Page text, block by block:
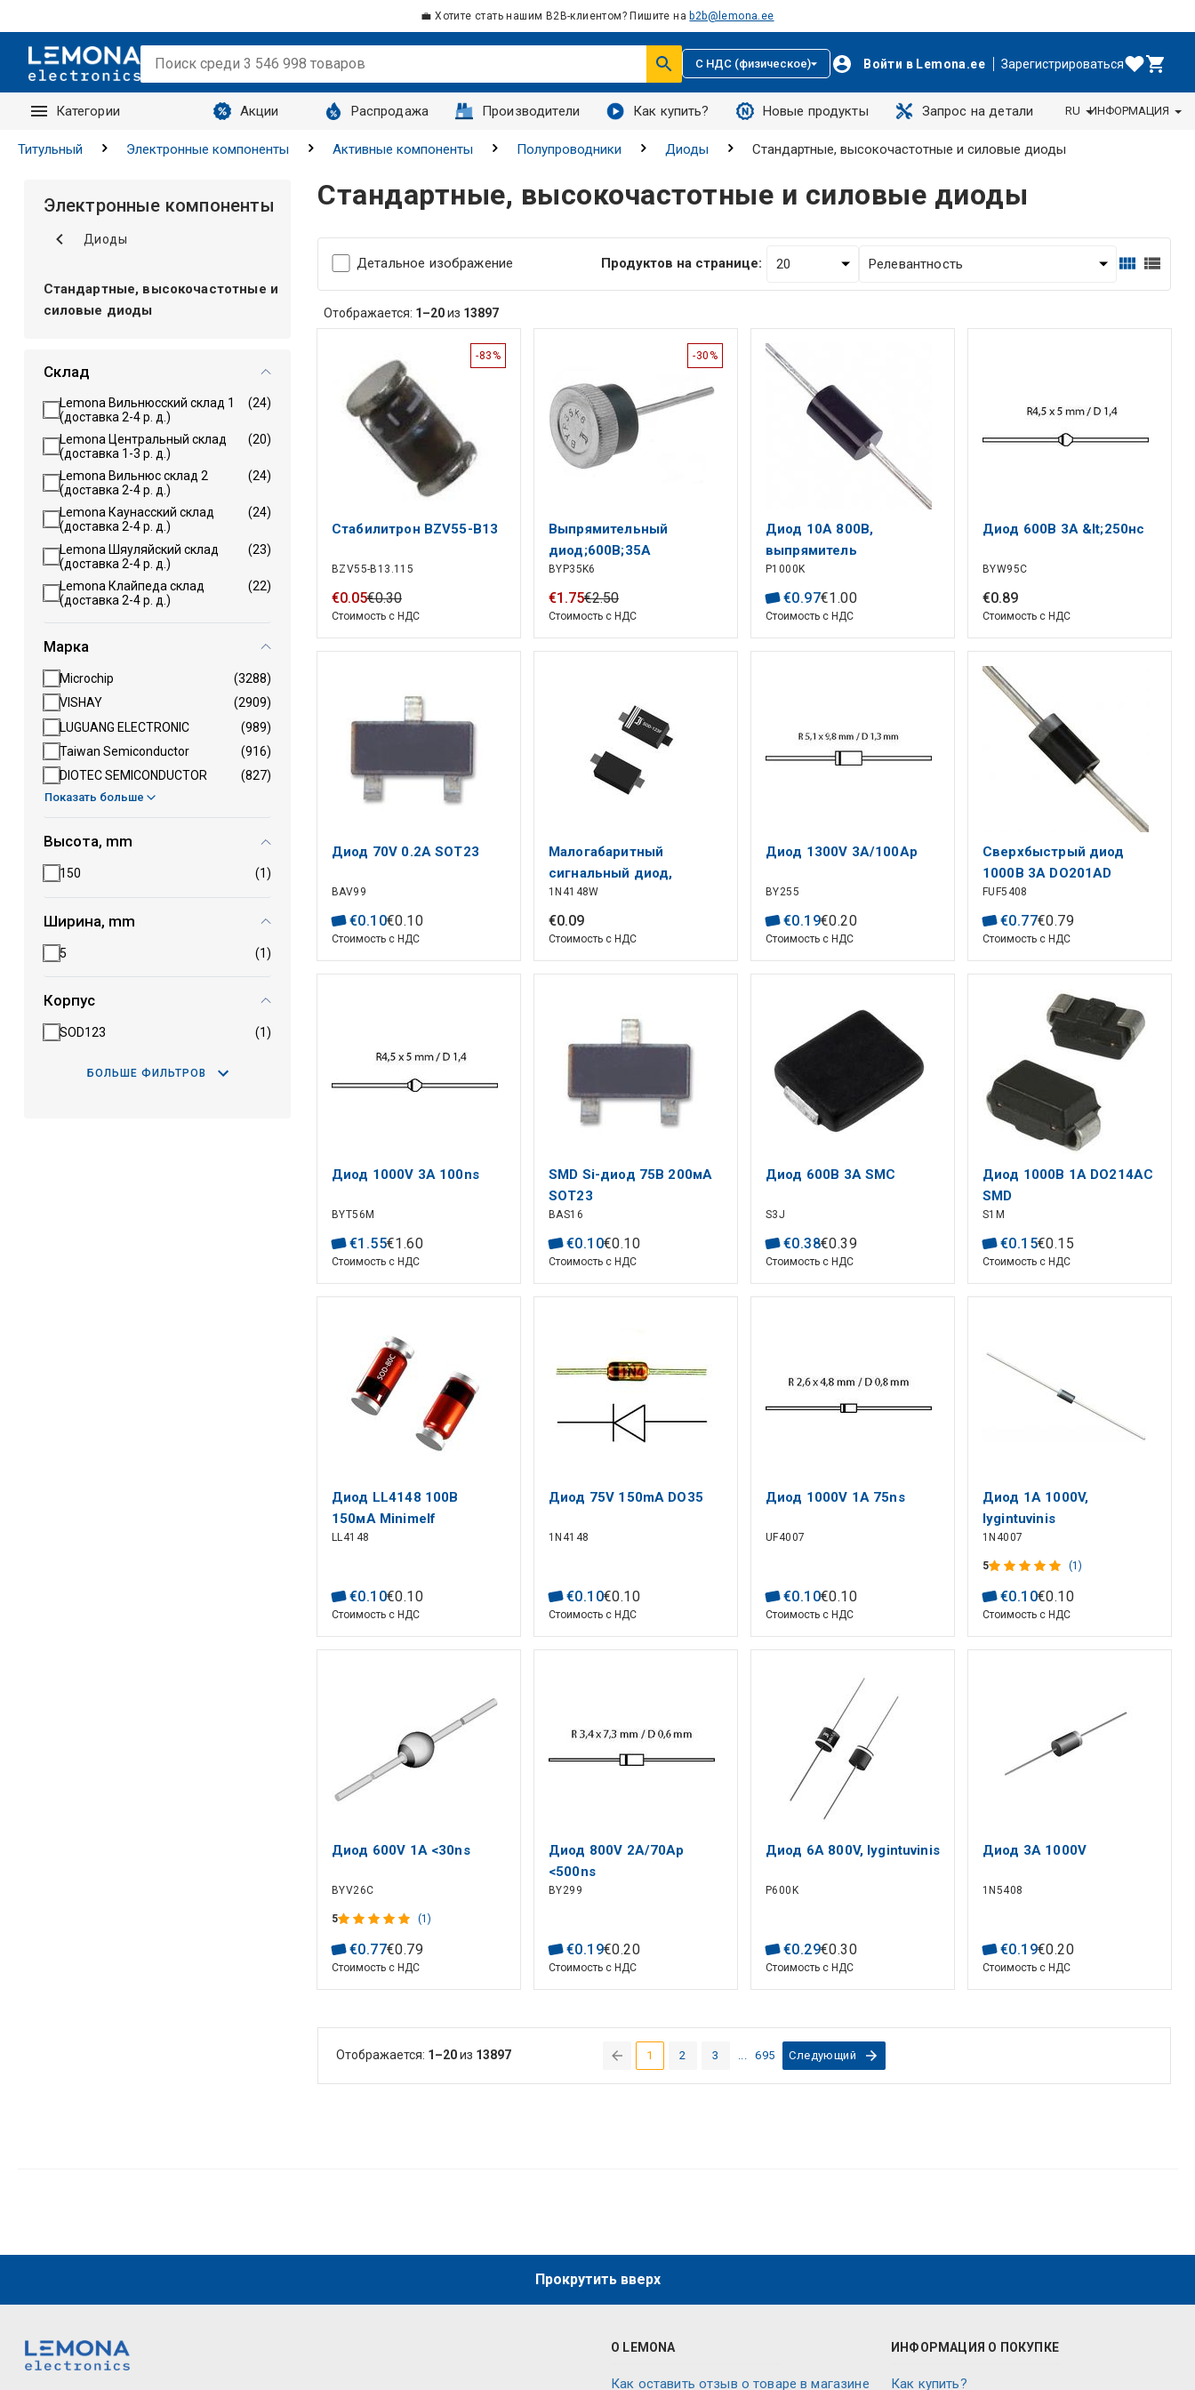
💼 Хотите стать нашим B2B-клиентом? Пишите на b2b@lemona.ee
С НДС (физическое) Войти в Lemona.ee Зарегистрироваться
Категории Акции Распродажа Производители Как купить? Новые продукты Запрос на детали
Запросы
RU ИНФОРМАЦИЯ
Титульный Электронные компоненты Активные компоненты Полупроводники Диоды Стандартные, высокочастотные и силовые диоды
Стандартные, высокочастотные и силовые диоды
Детальное изображение Продуктов на странице:
Отображается: 1–20из 13897
-83%
Стабилитрон BZV55-B13
BZV55-B13.115
€0.05€0.30
Стоимость с НДС
-30%
Выпрямительный
диод;600В;35А
BYP35K6
€1 .75€2.50
Стоимость с НДС
Диод 10А 800В,
выпрямитель
P1000K
€0.97€1 .00
Стоимость с НДС
Диод 600В 3А &lt;250нс
BYW95C
€0.89
Стоимость с НДС
Диод 70V 0.2A SOT23
BAV99
€0.10€0.10
Стоимость с НДС
Малогабаритный
сигнальный диод,
одиночный, 75 В, 150 мА,
1 В, 4 нс
1N4148W
€0.09
Стоимость с НДС
Диод 1300V 3A/100Ap
BY255
€0.19€0.20
Стоимость с НДС
Сверхбыстрый диод
1000В 3А DO201AD
FUF5408
€0.77€0.79
Стоимость с НДС
Диод 1000V 3A 100ns
BYT56M
€1 .55€1 .60
Стоимость с НДС
SMD Si-диод 75В 200мА
SOT23
BAS16
€0.10€0.10
Стоимость с НДС
Диод 600В 3А SMC
S3J
€0.38€0.39
Стоимость с НДС
Диод 1000В 1А DO214AC
SMD
S1M
€0.15€0.15
Стоимость с НДС
Диод LL4148 100В
150мА Minimelf
LL4148
€0.10€0.10
Стоимость с НДС
Диод 75V 150mA DO35
1N4148
€0.10€0.10
Стоимость с НДС
Диод 1000V 1A 75ns
UF4007
€0.10€0.10
Стоимость с НДС
Диод 1A 1000V,
lygintuvinis
1N4007
5 (1)
€0.10€0.10
Стоимость с НДС
Диод 600V 1A <30ns
BYV26C
5 (1)
€0.77€0.79
Стоимость с НДС
Диод 800V 2A/70Ap
<500ns
BY299
€0.19€0.20
Стоимость с НДС
Диод 6A 800V, lygintuvinis
P600K
€0.29€0.30
Стоимость с НДС
Диод 3A 1000V
1N5408
€0.19€0.20
Стоимость с НДС
1(current)
2 3 695 Следующий
Отображается: 1–20из 13897
Электронные компоненты
Диоды
Стандартные, высокочастотные и
силовые диоды
Склад
Lemona Вильнюсский склад 1
(доставка 2-4 р. д.)
(24)
Lemona Центральный склад
(доставка 1-3 р. д.)
(20)
Lemona Вильнюс склад 2
(доставка 2-4 р. д.)
(24)
Lemona Каунасский склад
(доставка 2-4 р. д.)
(24)
Lemona Шяуляйский склад
(доставка 2-4 р. д.)
(23)
Lemona Клайпеда склад
(доставка 2-4 р. д.)
(22)
Марка
Microchip
(3288)
VISHAY
(2909)
LUGUANG ELECTRONIC
(989)
Taiwan Semiconductor
(916)
DIOTEC SEMICONDUCTOR
(827)
Показать больше
Высота, mm
150 (1)
Ширина, mm
5 (1)
Корпус
SOD123 (1)
БОЛЬШЕ ФИЛЬТРОВ
Прокрутить вверх
О LEMONA
Как оставить отзыв о товаре в магазине
ИНФОРМАЦИЯ О ПОКУПКЕ
Как купить?